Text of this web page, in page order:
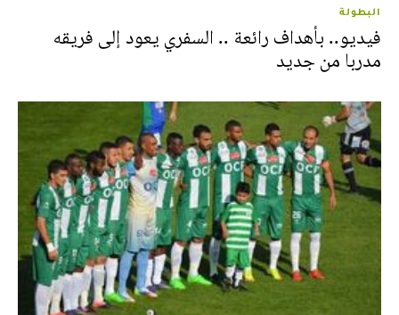
البطولة
فيديو.. بأهداف رائعة .. السفري يعود إلى فريقه
مدربا من جديد